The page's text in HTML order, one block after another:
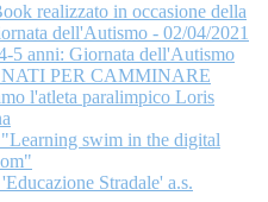
realizzato in occasione della
dell'Autismo - 02/04/2021
5 anni: Giornata dell'Autismo
PER CAMMINARE
l'atleta paralimpico Loris
swim in the digital
Stradale' a.s.